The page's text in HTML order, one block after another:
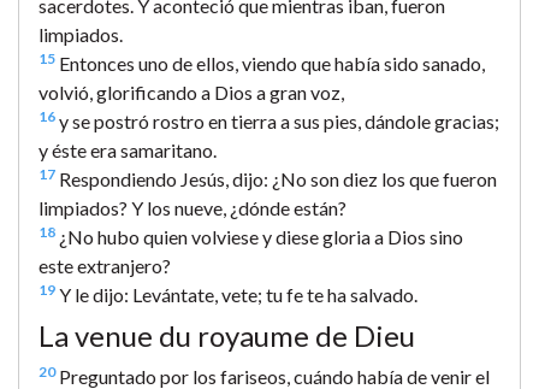
sacerdotes. Y aconteció que mientras iban, fueron
limpiados.
15 Entonces uno de ellos, viendo que había sido sanado,
volvió, glorificando a Dios a gran voz,
16 y se postró rostro en tierra a sus pies, dándole gracias;
y éste era samaritano.
17 Respondiendo Jesús, dijo: ¿No son diez los que fueron
limpiados? Y los nueve, ¿dónde están?
18 ¿No hubo quien volviese y diese gloria a Dios sino
este extranjero?
19 Y le dijo: Levántate, vete; tu fe te ha salvado.
La venue du royaume de Dieu
20Preguntado por los fariseos, cuándo había de venir el